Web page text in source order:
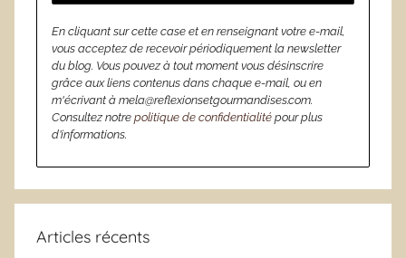
En cliquant sur cette case et en renseignant votre e-mail,
vous acceptez de recevoir périodiquement la newsletter
du blog. Vous pouvez à tout moment vous désinscrire
grâce aux liens contenus dans chaque e-mail, ou en
m'écrivant à mela@reflexionsetgourmandises.com.
Consultez notre politique de confidentialité pour plus
d’informations.
Articles récents